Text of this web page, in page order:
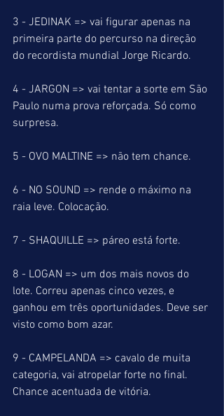
3 - JEDINAK => vai figurar apenas na
primeira parte do percurso na direção
do recordista mundial Jorge Ricardo.
4 - JARGON => vai tentar a sorte em São
Paulo numa prova reforçada. Só como
surpresa.
5 - OVO MALTINE => não tem chance.
6 - NO SOUND => rende o máximo na
raia leve. Colocação.
7 - SHAQUILLE => páreo está forte.
8 - LOGAN => um dos mais novos do
lote. Correu apenas cinco vezes, e
ganhou em três oportunidades. Deve ser
visto como bom azar.
9 - CAMPELANDA => cavalo de muita
categoria, vai atropelar forte no final.
Chance acentuada de vitória.